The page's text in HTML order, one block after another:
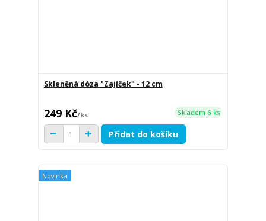
Skleněná dóza "Zajíček" - 12 cm
249 Kč/ks Skladem 6 ks
Přidat do košíku
Novinka